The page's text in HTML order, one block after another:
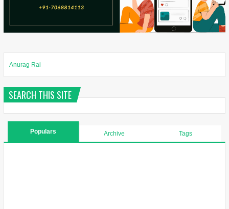
Anurag Rai
SEARCH THIS SITE
Populars Archive Tags